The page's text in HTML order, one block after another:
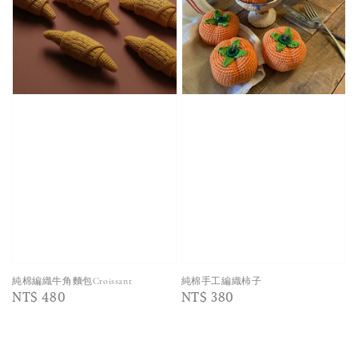
純棉編織牛角麵包Croissant
Regular
NT$ 480
純棉手工編織柿子
Regular
NT$ 380